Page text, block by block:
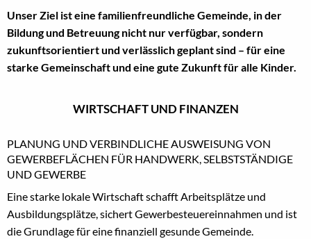
Unser Ziel ist eine familienfreundliche Gemeinde, in der
Bildung und Betreuung nicht nur verfügbar, sondern
zukunftsorientiert und verlässlich geplant sind – für eine
starke Gemeinschaft und eine gute Zukunft für alle Kinder.
WIRTSCHAFT UND FINANZEN
PLANUNG UND VERBINDLICHE AUSWEISUNG VON
GEWERBEFLÄCHEN FÜR HANDWERK, SELBSTSTÄNDIGE
UND GEWERBE
Eine starke lokale Wirtschaft schafft Arbeitsplätze und
Ausbildungsplätze, sichert Gewerbesteuereinnahmen und ist
die Grundlage für eine finanziell gesunde Gemeinde.